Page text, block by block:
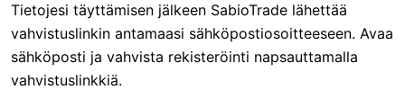
Tietojesi täyttämisen jälkeen SabioTrade lähettää
vahvistuslinkin antamaasi sähköpostiosoitteeseen. Avaa
sähköposti ja vahvista rekisteröinti napsauttamalla
vahvistuslinkkiä.